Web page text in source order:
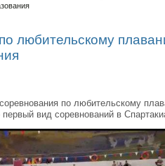
любительскому
по любительскому
вид соревнований в